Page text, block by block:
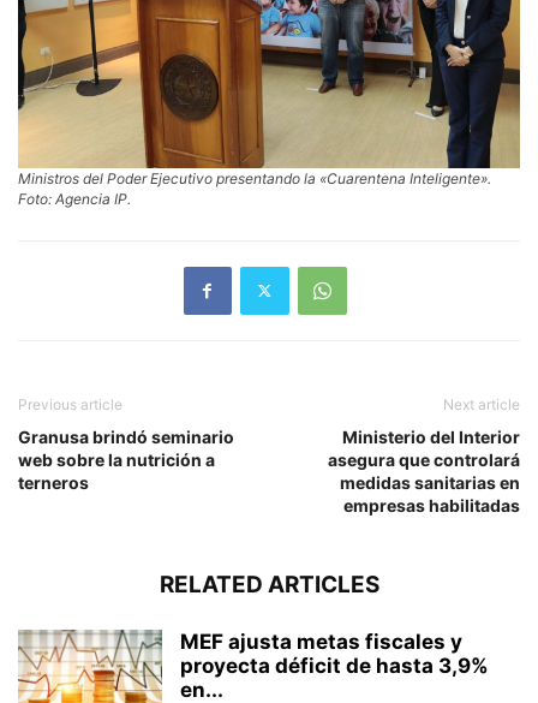
Ministros del Poder Ejecutivo presentando la «Cuarentena Inteligente».
Foto: Agencia IP.
Previous article
Granusa brindó seminario
web sobre la nutrición a
terneros
Next article
Ministerio del Interior
asegura que controlará
medidas sanitarias en
empresas habilitadas
RELATED ARTICLES
MEF ajusta metas fiscales y
proyecta déficit de hasta 3,9%
en...